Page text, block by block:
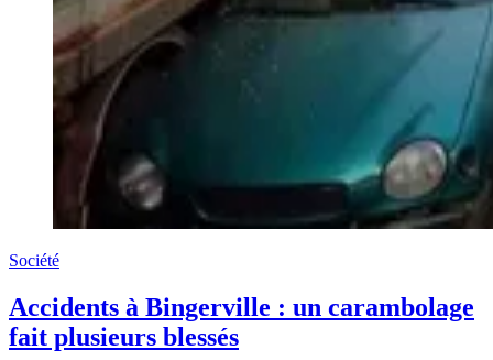
Société
Accidents à Bingerville : un carambolage
fait plusieurs blessés